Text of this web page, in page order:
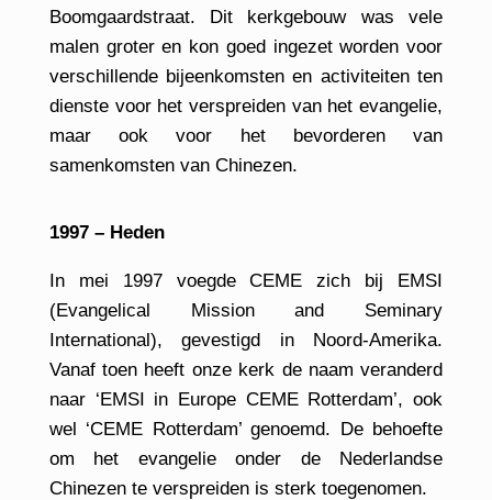
Boomgaardstraat. Dit kerkgebouw was vele
malen groter en kon goed ingezet worden voor
verschillende bijeenkomsten en activiteiten ten
dienste voor het verspreiden van het evangelie,
maar ook voor het bevorderen van
samenkomsten van Chinezen.
1997 – Heden
In mei 1997 voegde CEME zich bij EMSI
(Evangelical Mission and Seminary
International), gevestigd in Noord-Amerika.
Vanaf toen heeft onze kerk de naam veranderd
naar ‘EMSI in Europe CEME Rotterdam’, ook
wel ‘CEME Rotterdam’ genoemd. De behoefte
om het evangelie onder de Nederlandse
Chinezen te verspreiden is sterk toegenomen.